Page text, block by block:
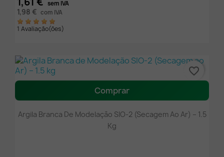
sem IVA
1,98 € com IVA
1 Avaliação(ões)
Comprar
Argila Branca De Modelação SIO-2 (Secagem Ao Ar) – 1.5
Kg
favorite_border